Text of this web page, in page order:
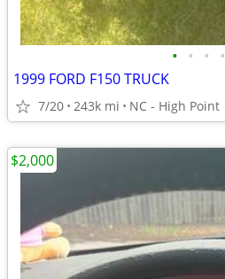
• • • •
1999 FORD F150 TRUCK
7/20 243k mi NC - High Point
$2,000